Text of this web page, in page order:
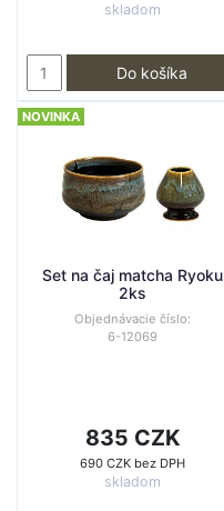
skladom
Do košíka
NOVINKA
Set na čaj matcha Ryoku
2ks
Objednávacie číslo:
6-12069
835 CZK
690 CZK bez DPH
skladom